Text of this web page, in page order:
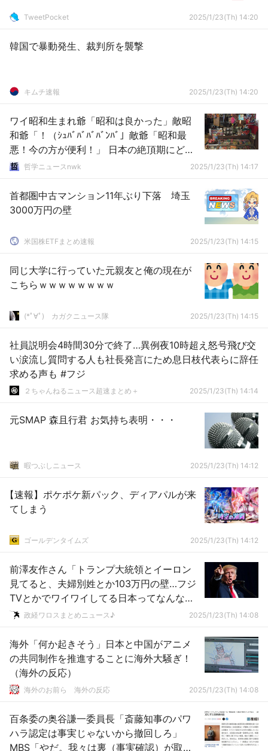
TweetPocket 2025/1/23(Th) 14:20
韓国で暴動発生、裁判所を襲撃
キムチ速報 2025/1/23(Th) 14:20
ワイ昭和生まれ爺「昭和は良かった」敵昭
和爺「！（ｼｭﾊﾞﾊﾞﾊﾞﾊﾞﾝﾊﾞ」敵爺「昭和最
悪！今の方が便利！」 日本の絶頂期にどん
だけ暗黒青春だったんや
哲学ニュースnwk 2025/1/23(Th) 14:17
首都圏中古マンション11年ぶり下落 埼玉
3000万円の壁
米国株ETFまとめ速報 2025/1/23(Th) 14:15
同じ大学に行っていた元親友と俺の現在が
こちらｗｗｗｗｗｗｗｗ
(*ﾟ∀ﾟ)ゞカガクニュース隊 2025/1/23(Th) 14:15
社員説明会4時間30分で終了…異例夜10時超え怒号飛び交
い涙流し質問する人も社長発言にため息日枝代表らに辞任
求める声も #フジ
２ちゃんねるニュース超速まとめ＋ 2025/1/23(Th) 14:14
元SMAP 森且行君 お気持ち表明・・・
暇つぶしニュース 2025/1/23(Th) 14:12
【速報】ポケポケ新パック、ディアパルが来
てしまう
ゴールデンタイムズ 2025/1/23(Th) 14:12
前澤友作さん「トランプ大統領とイーロン
見てると、夫婦別姓とか103万円の壁…フジ
TVとかでワイワイしてる日本ってなんなん
だろうと思う…肝はそこじゃない！」
政経ワロスまとめニュース♪ 2025/1/23(Th) 14:08
海外「何か起きそう」日本と中国がアニメ
の共同制作を推進することに海外大騒ぎ！
（海外の反応）
海外のお前ら 海外の反応 2025/1/23(Th) 14:08
百条委の奥谷謙一委員長「斎藤知事のパワ
ハラ認定は事実じゃないから撤回しろ」
MBS「やだ。我々は裏（事実確認）が取れ